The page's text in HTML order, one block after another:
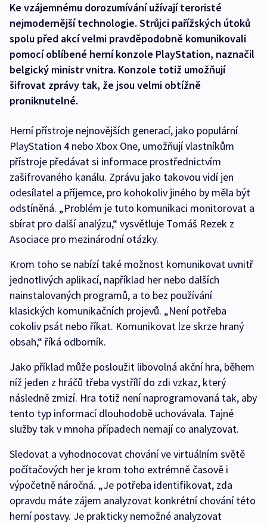
Ke vzájemnému dorozumívání užívají teroristé
nejmodernější technologie. Strůjci pařížských útoků
spolu před akcí velmi pravděpodobně komunikovali
pomocí oblíbené herní konzole PlayStation, naznačil
belgický ministr vnitra. Konzole totiž umožňují
šifrovat zprávy tak, že jsou velmi obtížně
proniknutelné.
Herní přístroje nejnovějších generací, jako populární
PlayStation 4 nebo Xbox One, umožňují vlastníkům
přístroje předávat si informace prostřednictvím
zašifrovaného kanálu. Zprávu jako takovou vidí jen
odesílatel a příjemce, pro kohokoliv jiného by měla být
odstíněná. „Problém je tuto komunikaci monitorovat a
sbírat pro další analýzu,“ vysvětluje Tomáš Rezek z
Asociace pro mezinárodní otázky.
Krom toho se nabízí také možnost komunikovat uvnitř
jednotlivých aplikací, například her nebo dalších
nainstalovaných programů, a to bez používání
klasických komunikačních projevů. „Není potřeba
cokoliv psát nebo říkat. Komunikovat lze skrze hraný
obsah,“ říká odborník.
Jako příklad může posloužit libovolná akční hra, během
níž jeden z hráčů třeba vystřílí do zdi vzkaz, který
následně zmizí. Hra totiž není naprogramovaná tak, aby
tento typ informací dlouhodobě uchovávala. Tajné
služby tak v mnoha případech nemají co analyzovat.
Sledovat a vyhodnocovat chování ve virtuálním světě
počítačových her je krom toho extrémně časově i
výpočetně náročná. „Je potřeba identifikovat, zda
opravdu máte zájem analyzovat konkrétní chování této
herní postavy. Je prakticky nemožné analyzovat